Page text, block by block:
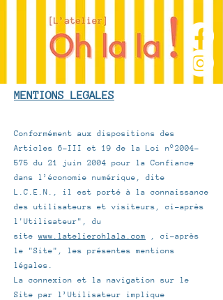
MENTIONS LEGALES
Conformément aux dispositions des
Articles 6-III et 19 de la Loi n°2004-
575 du 21 juin 2004 pour la Confiance
dans l’économie numérique, dite
L.C.E.N., il est porté à la connaissance
des utilisateurs et visiteurs, ci-après
l'Utilisateur", du
site www.latelierohlala.com , ci-après
le "Site", les présentes mentions
légales.
La connexion et la navigation sur le
Site par l’Utilisateur implique